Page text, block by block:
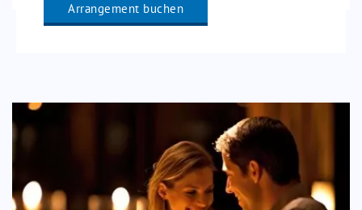
Arrangement buchen